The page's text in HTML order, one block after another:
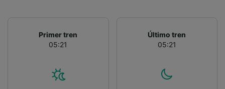
Primer tren
05:21
Último tren
05:21